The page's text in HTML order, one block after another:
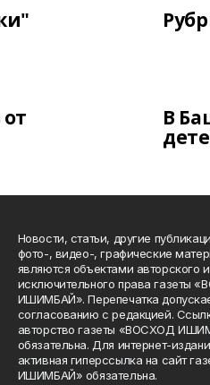
В
Новости, статьи, другие
фото-, видео-, графические
являются объектами авторского и
исключительного права газеты
ИШИМБАЙ». Перепечатка
согласованию с редакцией.
авторство газеты «ВОСХОД
обязательна. Для интернет-
активная гиперссылка на сайт
ИШИМБАЙ» обязательна.